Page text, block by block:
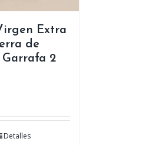
Extra
de
Garrafa 2
Detalles